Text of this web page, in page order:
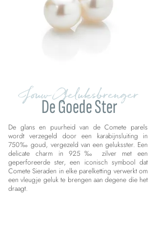
Jouw Geluksbrenger
De Goede Ster
De glans en puurheid van de Comete parels
wordt verzegeld door een karabijnsluiting in
750‰ goud, vergezeld van een geluksster. Een
delicate charm in 925‰ zilver met een
geperforeerde ster, een iconisch symbool dat
Comete Sieraden in elke parelketting verwerkt om
een vleugje geluk te brengen aan degene die het
draagt.